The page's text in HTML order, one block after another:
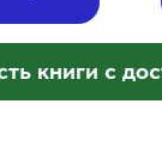
книги с